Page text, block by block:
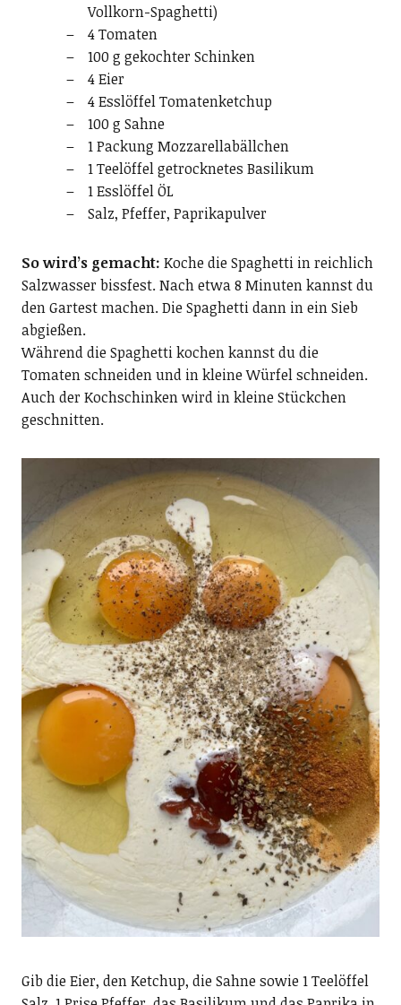
Vollkorn-Spaghetti)
4 Tomaten
100 g gekochter Schinken
4 Eier
4 Esslöffel Tomatenketchup
100 g Sahne
1 Packung Mozzarellabällchen
1 Teelöffel getrocknetes Basilikum
1 Esslöffel ÖL
Salz, Pfeffer, Paprikapulver
So wird’s gemacht: Koche die Spaghetti in reichlich
Salzwasser bissfest. Nach etwa 8 Minuten kannst du
den Gartest machen. Die Spaghetti dann in ein Sieb
abgießen.
Während die Spaghetti kochen kannst du die
Tomaten schneiden und in kleine Würfel schneiden.
Auch der Kochschinken wird in kleine Stückchen
geschnitten.
Gib die Eier, den Ketchup, die Sahne sowie 1 Teelöffel